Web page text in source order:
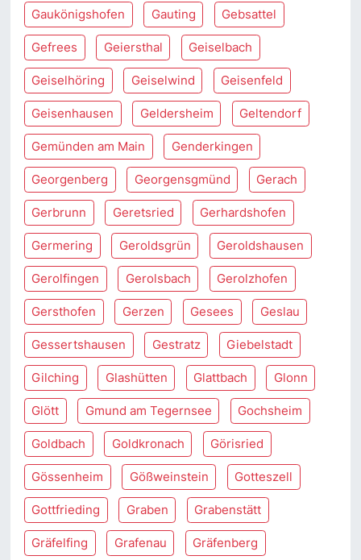
Gaukönigshofen Gauting Gebsattel
Gefrees Geiersthal Geiselbach
Geiselhöring Geiselwind Geisenfeld
Geisenhausen Geldersheim Geltendorf
Gemünden am Main Genderkingen
Georgenberg Georgensgmünd Gerach
Gerbrunn Geretsried Gerhardshofen
Germering Geroldsgrün Geroldshausen
Gerolfingen Gerolsbach Gerolzhofen
Gersthofen Gerzen Gesees Geslau
Gessertshausen Gestratz Giebelstadt
Gilching Glashütten Glattbach Glonn
Glött Gmund am Tegernsee Gochsheim
Goldbach Goldkronach Görisried
Gössenheim Gößweinstein Gotteszell
Gottfrieding Graben Grabenstätt
Gräfelfing Grafenau Gräfenberg